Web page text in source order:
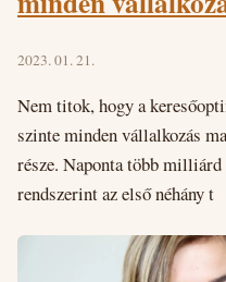
2023. 01. 21.
Nem titok, hogy a
szinte minden vállalkozás
része. Naponta több
rendszerint az első néhány t